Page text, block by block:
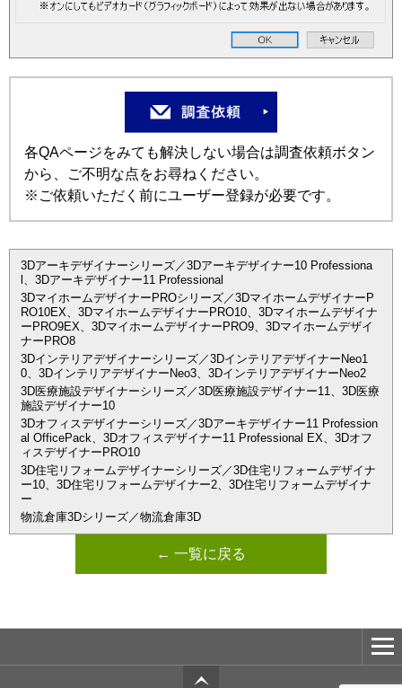
各QAページをみても解決しない場合は調査依頼ボタン
から、ご不明な点をお尋ねください。
※ご依頼いただく前にユーザー登録が必要です。
3Dアーキデザイナーシリーズ／3Dアーキデザイナー10 Professiona
l、3Dアーキデザイナー11 Professional
3DマイホームデザイナーPROシリーズ／3DマイホームデザイナーP
RO10EX、3DマイホームデザイナーPRO10、3Dマイホームデザイナ
ーPRO9EX、3DマイホームデザイナーPRO9、3Dマイホームデザイ
ナーPRO8
3Dインテリアデザイナーシリーズ／3DインテリアデザイナーNeo1
0、3DインテリアデザイナーNeo3、3DインテリアデザイナーNeo2
3D医療施設デザイナーシリーズ／3D医療施設デザイナー11、3D医療
施設デザイナー10
3Dオフィスデザイナーシリーズ／3Dアーキデザイナー11 Profession
al OfficePack、3Dオフィスデザイナー11 Professional EX、3Dオフ
ィスデザイナーPRO10
3D住宅リフォームデザイナーシリーズ／3D住宅リフォームデザイナ
ー10、3D住宅リフォームデザイナー2、3D住宅リフォームデザイナ
ー
物流倉庫3Dシリーズ／物流倉庫3D
← 一覧に戻る